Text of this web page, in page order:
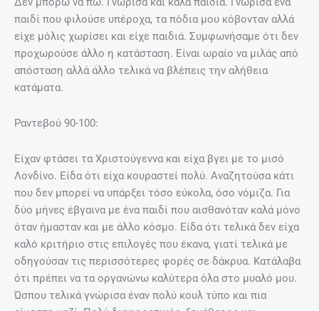
παιδί που φιλούσε υπέροχα, τα πόδια μου κόβονταν αλλά
είχε μόλις χωρίσει και είχε παιδιά. Συμφωνήσαμε ότι δεν
προχωρούσε άλλο η κατάσταση. Είναι ωραίο να μιλάς από
απόσταση αλλά άλλο τελικά να βλέπεις την αλήθεια
κατάματα.
Ραντεβού 90-100:
Είχαν φτάσει τα Χριστούγεννα και είχα βγει με το μισό
Λονδίνο. Είδα ότι είχα κουραστεί πολύ. Αναζητούσα κάτι
που δεν μπορεί να υπάρξει τόσο εύκολα, όσο νόμιζα. Για
δύο μήνες έβγαινα με ένα παιδί που αισθανόταν καλά μόνο
όταν ήμασταν και με άλλο κόσμο. Είδα ότι τελικά δεν είχα
καλό κριτήριο στις επιλογές που έκανα, γιατί τελικά με
οδηγούσαν τις περισσότερες φορές σε δάκρυα. Κατάλαβα
ότι πρέπει να τα οργανώνω καλύτερα όλα στο μυαλό μου.
Ώσπου τελικά γνώρισα έναν πολύ κουλ τύπο και πια